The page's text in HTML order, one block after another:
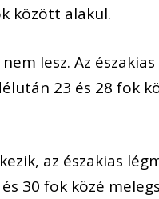
között alakul.
lesz. Az északias
23 és 28 fok
az északias
30 fok közé